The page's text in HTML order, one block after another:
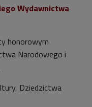
Wydawnictwa
honorowym
Narodowego i
Dziedzictwa